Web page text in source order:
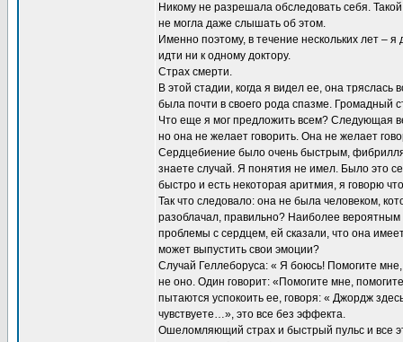
Никому не разрешала обследовать себя.
не могла даже слышать об этом.
Именно поэтому, в течение нескольких лет –
идти ни к одному доктору.
Страх смерти.
В этой стадии, когда я видел ее, она
была почти в своего рода спазме. Громадный
Что еще я мог предложить всем? Следующая
но она не желает говорить. Она не желает
Сердцебиение было очень быстрым,
знаете случай. Я понятия не имел. Было это
быстро и есть некоторая аритмия, я говорю
Так что следовало: она не была человеком,
разоблачал, правильно? Наиболее вероятным
проблемы с сердцем, ей сказали, что она
может выпустить свои эмоции?
Случай Геллеборуса: « Я боюсь! Помогите
не оно. Один говорит: «Помогите мне,
пытаются успокоить ее, говоря: « Джордж
чувствуете…», это все без эффекта.
Ошеломляющий страх и быстрый пульс и все